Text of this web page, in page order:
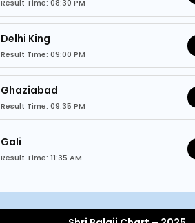
Result Time: 08:30 PM
Delhi King
Result Time: 09:00 PM
Ghaziabad
Result Time: 09:35 PM
Gali
Result Time: 11:35 AM